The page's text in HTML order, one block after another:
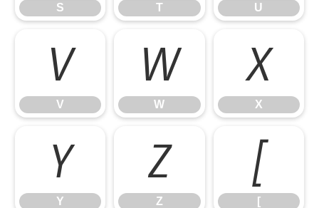
S T U
V
V
W
W
X
X
Y
Y
Z
Z
[
[